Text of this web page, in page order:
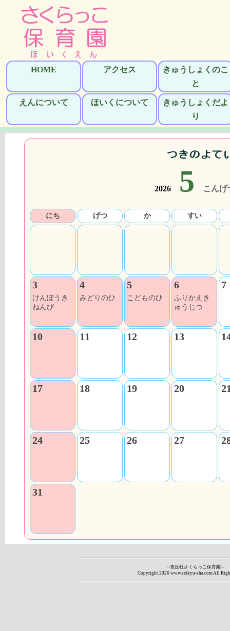
HOME アクセス
きゅうしょくのこ
と
えんについて ほいくについて
きゅうしょくだよ
り
2026 5 こんげ
にち げつ か すい
3
けんぽうき
ねんび
4
みどりのひ
5
こどものひ
6
ふりかえき
ゅうじつ
7
10 11 12 13
17 18 19 20
24 25 26 27
31
--青丘社さくらっこ保育園--
Copyright 2026 www.seikyu-sha.com All